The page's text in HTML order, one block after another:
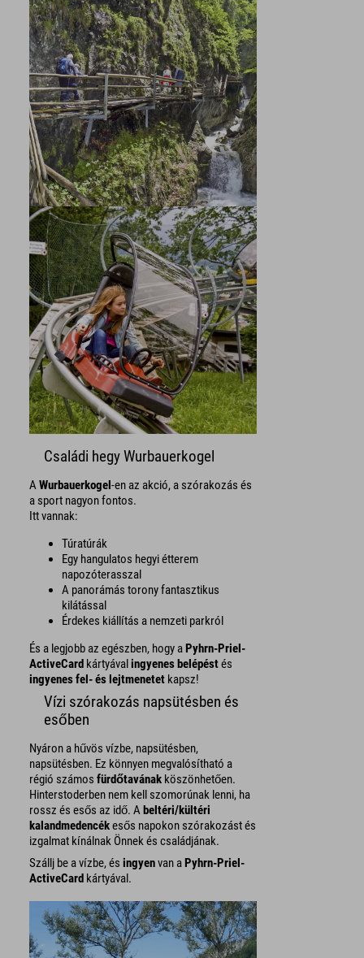
Családi hegy Wurbauerkogel
A Wurbauerkogel-en az akció, a szórakozás és
a sport nagyon fontos.
Itt vannak:
Túratúrák
Egy hangulatos hegyi étterem
napozóterasszal
A panorámás torony fantasztikus
kilátással
Érdekes kiállítás a nemzeti parkról
És a legjobb az egészben, hogy aPyhrn-Priel-
ActiveCard kártyávalingyenes belépéstés
ingyenes fel- és lejtmenetet kapsz!
Vízi szórakozás napsütésben és
esőben
Nyáron a hűvös vízbe, napsütésben,
napsütésben. Ez könnyen megvalósítható a
régió számos fürdőtavának köszönhetően.
Hinterstoderben nem kell szomorúnak lenni, ha
rossz és esős az idő. Abeltéri/kültéri
kalandmedencékesős napokon szórakozást és
izgalmat kínálnak Önnek és családjának.
Szállj be a vízbe, és ingyenvan aPyhrn-Priel-
ActiveCard kártyával.